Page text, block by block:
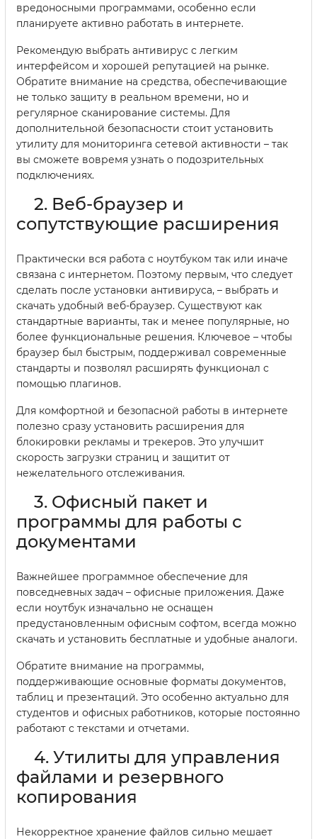
вредоносными программами, особенно если
планируете активно работать в интернете.
Рекомендую выбрать антивирус с легким
интерфейсом и хорошей репутацией на рынке.
Обратите внимание на средства, обеспечивающие
не только защиту в реальном времени, но и
регулярное сканирование системы. Для
дополнительной безопасности стоит установить
утилиту для мониторинга сетевой активности – так
вы сможете вовремя узнать о подозрительных
подключениях.
2. Веб-браузер и
сопутствующие расширения
Практически вся работа с ноутбуком так или иначе
связана с интернетом. Поэтому первым, что следует
сделать после установки антивируса, – выбрать и
скачать удобный веб-браузер. Существуют как
стандартные варианты, так и менее популярные, но
более функциональные решения. Ключевое – чтобы
браузер был быстрым, поддерживал современные
стандарты и позволял расширять функционал с
помощью плагинов.
Для комфортной и безопасной работы в интернете
полезно сразу установить расширения для
блокировки рекламы и трекеров. Это улучшит
скорость загрузки страниц и защитит от
нежелательного отслеживания.
3. Офисный пакет и
программы для работы с
документами
Важнейшее программное обеспечение для
повседневных задач – офисные приложения. Даже
если ноутбук изначально не оснащен
предустановленным офисным софтом, всегда можно
скачать и установить бесплатные и удобные аналоги.
Обратите внимание на программы,
поддерживающие основные форматы документов,
таблиц и презентаций. Это особенно актуально для
студентов и офисных работников, которые постоянно
работают с текстами и отчетами.
4. Утилиты для управления
файлами и резервного
копирования
Некорректное хранение файлов сильно мешает